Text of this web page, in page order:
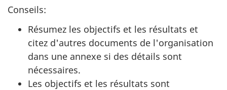
Conseils:
Résumez les objectifs et les résultats et
citez d'autres documents de l'organisation
dans une annexe si des détails sont
nécessaires.
Les objectifs et les résultats sont